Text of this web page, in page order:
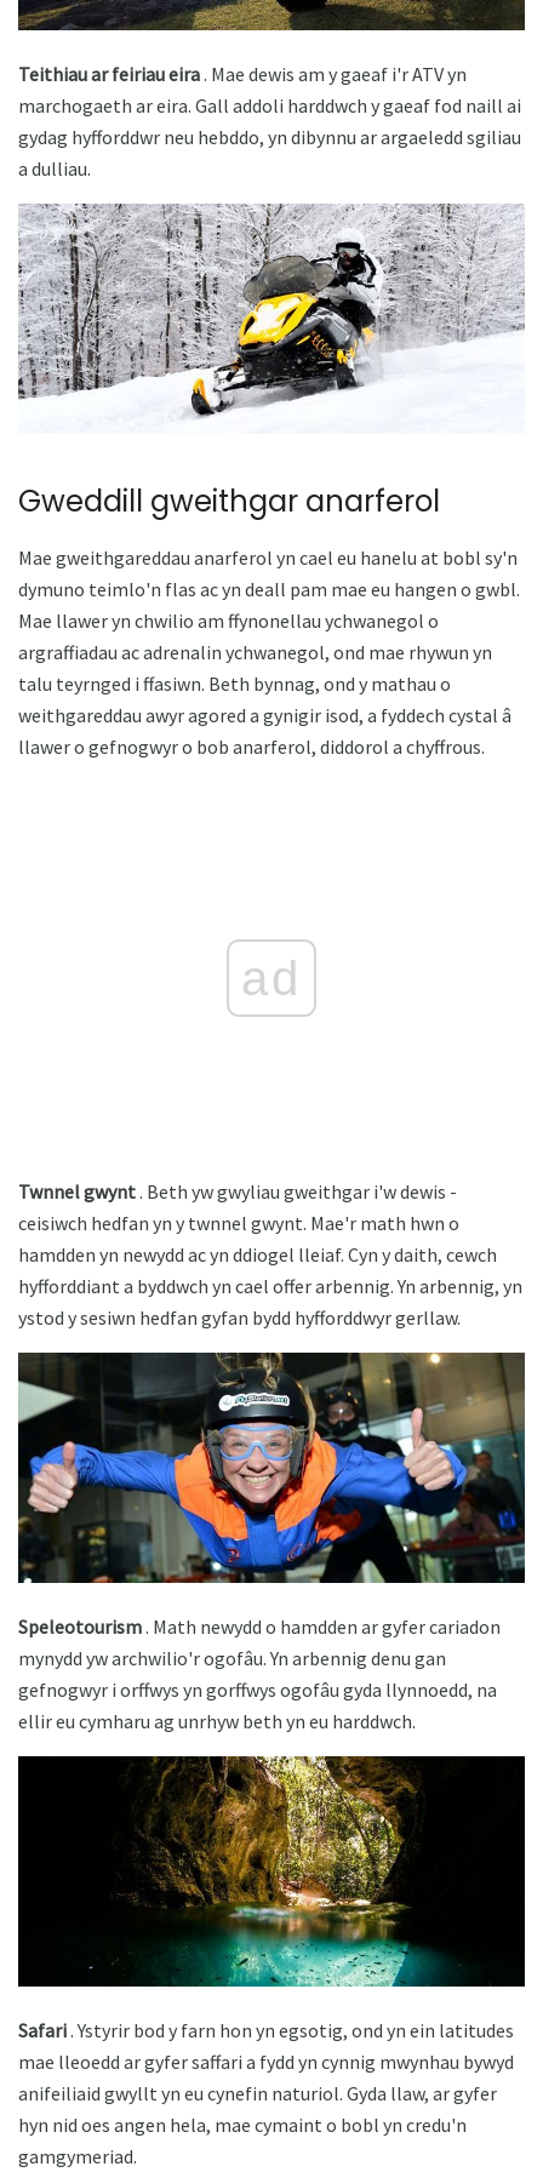
Teithiau ar feiriau eira. Mae dewis am y gaeaf i'r ATV yn
marchogaeth ar eira. Gall addoli harddwch y gaeaf fod naill ai
gydag hyfforddwr neu hebddo, yn dibynnu ar argaeledd sgiliau
a dulliau.
Gweddill gweithgar anarferol
Mae gweithgareddau anarferol yn cael eu hanelu at bobl sy'n
dymuno teimlo'n flas ac yn deall pam mae eu hangen o gwbl.
Mae llawer yn chwilio am ffynonellau ychwanegol o
argraffiadau ac adrenalin ychwanegol, ond mae rhywun yn
talu teyrnged i ffasiwn. Beth bynnag, ond y mathau o
weithgareddau awyr agored a gynigir isod, a fyddech cystal â
llawer o gefnogwyr o bob anarferol, diddorol a chyffrous.
ad
Twnnel gwynt. Beth yw gwyliau gweithgar i'w dewis -
ceisiwch hedfan yn y twnnel gwynt. Mae'r math hwn o
hamdden yn newydd ac yn ddiogel lleiaf. Cyn y daith, cewch
hyfforddiant a byddwch yn cael offer arbennig. Yn arbennig, yn
ystod y sesiwn hedfan gyfan bydd hyfforddwyr gerllaw.
Speleotourism. Math newydd o hamdden ar gyfer cariadon
mynydd yw archwilio'r ogofâu. Yn arbennig denu gan
gefnogwyr i orffwys yn gorffwys ogofâu gyda llynnoedd, na
ellir eu cymharu ag unrhyw beth yn eu harddwch.
Safari. Ystyrir bod y farn hon yn egsotig, ond yn ein latitudes
mae lleoedd ar gyfer saffari a fydd yn cynnig mwynhau bywyd
anifeiliaid gwyllt yn eu cynefin naturiol. Gyda llaw, ar gyfer
hyn nid oes angen hela, mae cymaint o bobl yn credu'n
gamgymeriad.